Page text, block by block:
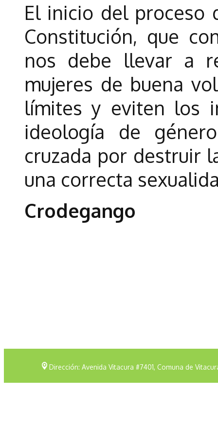
El inicio del proceso
Constitución, que
nos debe llevar a
mujeres de buena
límites y eviten los
ideología de
cruzada por destruir
una correcta
Crodegango
Dirección: Avenida Vitacura #7401, Comuna de